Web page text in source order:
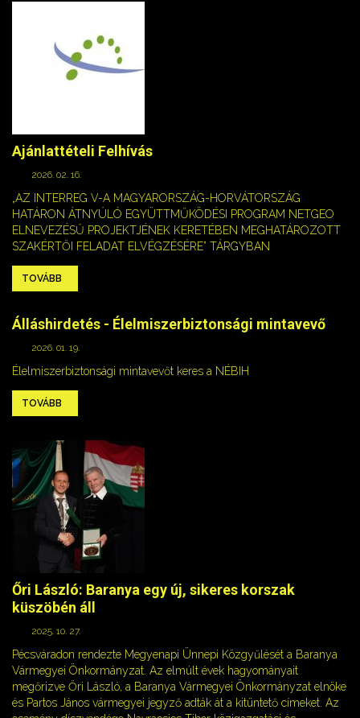
Ajánlattételi Felhívás
2026. 02. 16.
„AZ INTERREG V-A MAGYARORSZÁG-HORVÁTORSZÁG
HATÁRON ÁTNYÚLÓ EGYÜTTMŰKÖDÉSI PROGRAM NETGEO
ELNEVEZÉSŰ PROJEKTJÉNEK KERETÉBEN MEGHATÁROZOTT
SZAKÉRTŐI FELADAT ELVÉGZÉSÉRE” TÁRGYBAN
TOVÁBB
Álláshirdetés - Élelmiszerbiztonsági mintavevő
2026. 01. 19.
Élelmiszerbiztonsági mintavevőt keres a NÉBIH
TOVÁBB
Őri László: Baranya egy új, sikeres korszak
küszöbén áll
2025. 10. 27.
Pécsváradon rendezte Megyenapi Ünnepi Közgyűlését a Baranya
Vármegyei Önkormányzat. Az elmúlt évek hagyományait
megőrizve Őri László, a Baranya Vármegyei Önkormányzat elnöke
és Partos János vármegyei jegyző adták át a kitüntető címeket. Az